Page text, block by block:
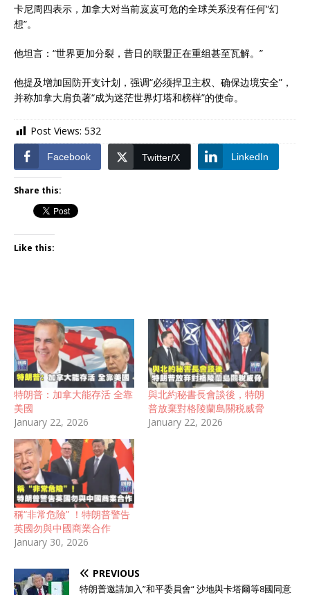
卡尼周四表示，加拿大对当前岌岌可危的全球关系没有任何“幻
想”。
他坦言：“世界更加分裂，昔日的联盟正在重组甚至瓦解。”
他提及增加国防开支计划，强调“必须捍卫主权、确保边境安全”，
并称加拿大肩负著“成为迷茫世界灯塔和榜样”的使命。
Post Views: 532
Facebook Twitter/X LinkedIn
Share this:
Like this:
特朗普：加拿大能存活 全靠
美國
January 22, 2026
與北約秘書長會談後，特朗
普放棄對格陵蘭島關税威脅
January 22, 2026
稱“非常危險” ！特朗普警告
英國勿與中國商業合作
January 30, 2026
PREVIOUS
特朗普邀請加入”和平委員會“ 沙地與卡塔爾等8國同意